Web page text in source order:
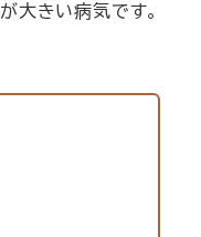
大きい病気です。